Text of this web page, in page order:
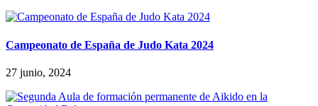
Campeonato de España de Judo Kata 2024
27 junio, 2024